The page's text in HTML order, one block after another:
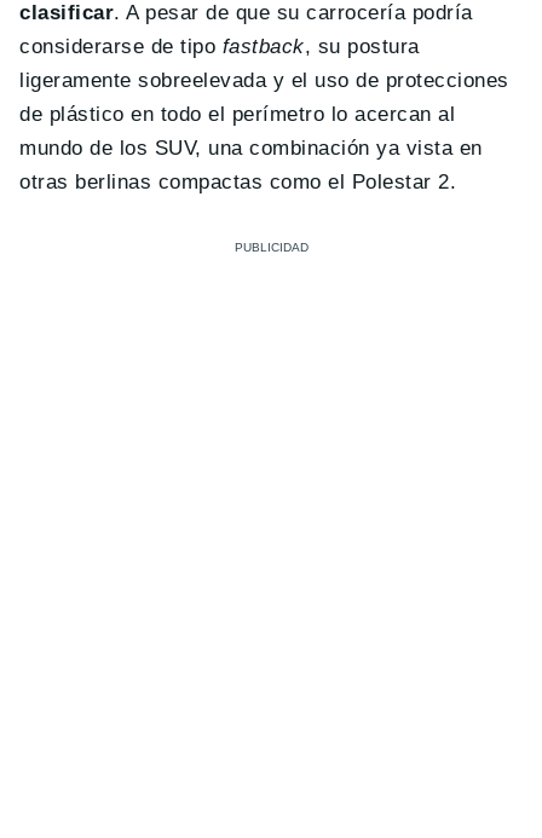
clasificar. A pesar de que su carrocería podría
considerarse de tipo fastback, su postura
ligeramente sobreelevada y el uso de protecciones
de plástico en todo el perímetro lo acercan al
mundo de los SUV, una combinación ya vista en
otras berlinas compactas como el Polestar 2.